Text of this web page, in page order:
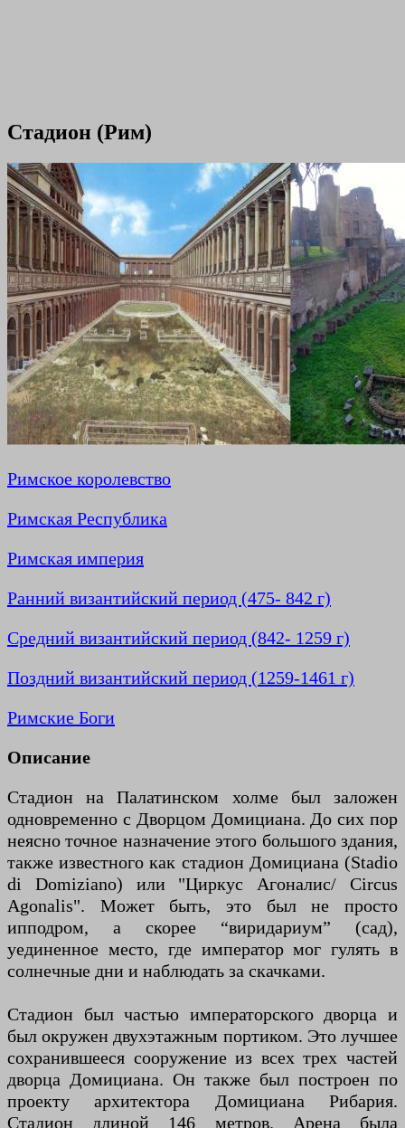
Стадион (Рим)
Римское королевство
Римская Республика
Римская империя
Ранний византийский период (475- 842 г)
Средний византийский период (842- 1259 г)
Поздний византийский период (1259-1461 г)
Римские Боги
Описание
Стадион на Палатинском холме был заложен
одновременно с Дворцом Домициана. До сих пор
неясно точное назначение этого большого здания,
также известного как стадион Домициана (Stadio
di Domiziano) или "Циркус Агоналис/ Circus
Agonalis". Может быть, это был не просто
ипподром, а скорее “виридариум” (сад),
уединенное место, где император мог гулять в
солнечные дни и наблюдать за скачками.
Стадион был частью императорского дворца и
был окружен двухэтажным портиком. Это лучшее
сохранившееся сооружение из всех трех частей
дворца Домициана. Он также был построен по
проекту архитектора Домициана Рибария.
Стадион длиной 146 метров. Арена была